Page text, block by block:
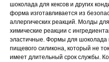
шоколада для кексов и других
форма изготавливается из
аллергических реакций. Молды
химические реакции с
эластичные. Формы для шоколада
пищевого силикона, который не
имеет длительный срок службы.